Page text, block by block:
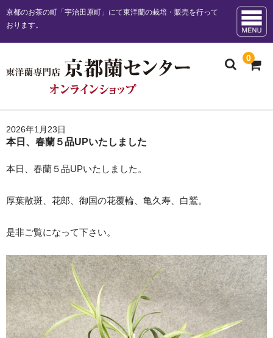
京都のお茶の町「宇治田原町」にて東洋蘭の栽培・販売を行って
おります。
0
ホーム
お勧め商品
日本春蘭花物
日本春蘭柄物 チャボ
韓国春蘭花物
韓国春蘭柄物 チャボ
富貴蘭
2026年1月23日
本日、春蘭５品UPいたしました
本日、春蘭５品UPいたしました。
厚葉散斑、花郎、御国の花覆輪、亀久寿、白鷲。
是非ご覧になって下さい。